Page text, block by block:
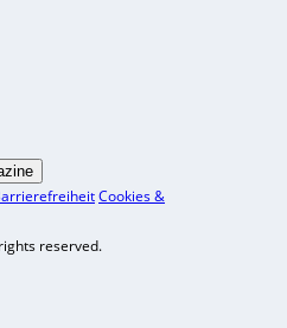
Cookies &
reserved.